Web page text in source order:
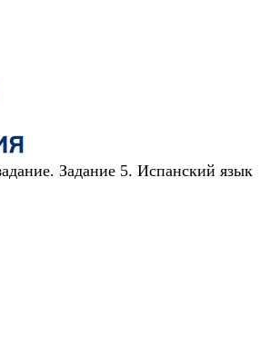
Задание 5. Испанский язык